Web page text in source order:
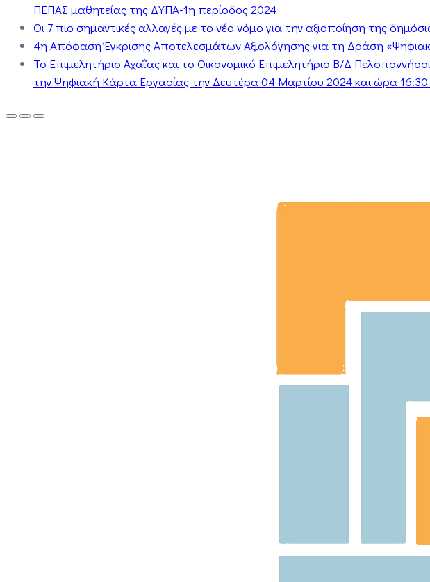
ΠΕΠΑΣ μαθητείας της ΔΥΠΑ-1η περίοδος 2024
Οι 7 πιο σημαντικές αλλαγές με το νέο νόμο για την αξιοποίηση της
4η Απόφαση Έγκρισης Αποτελεσμάτων Αξιολόγησης για τη Δράση
Το Επιμελητήριο Αχαΐας και το Οικονομικό Επιμελητήριο Β/Δ
την Ψηφιακή Κάρτα Εργασίας την Δευτέρα 04 Μαρτίου 2024 και ώρα